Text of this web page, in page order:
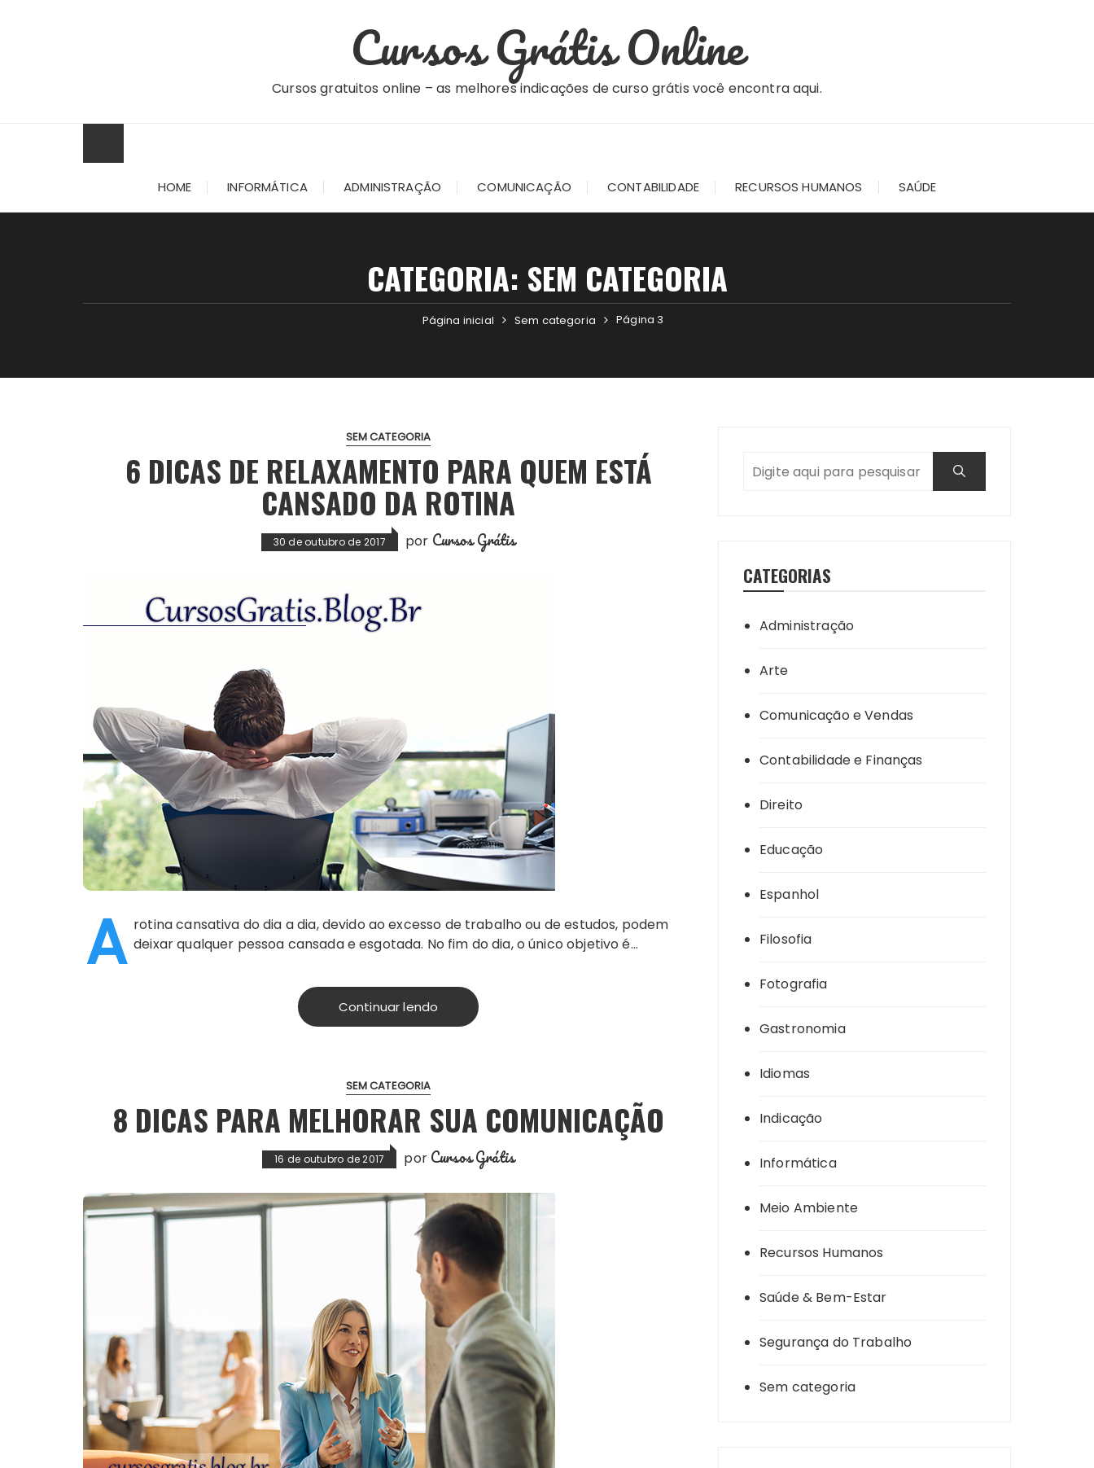
Cursos Grátis Online
Cursos gratuitos online – as melhores indicações de curso grátis você encontra aqui.
HOME INFORMÁTICA ADMINISTRAÇÃO COMUNICAÇÃO CONTABILIDADE RECURSOS HUMANOS SAÚDE
CATEGORIA: SEM CATEGORIA
Página inicial Sem categoria Página 3
SEM CATEGORIA
6 DICAS DE RELAXAMENTO PARA QUEM ESTÁ
CANSADO DA ROTINA
30 de outubro de 2017 por Cursos Grátis
A rotina cansativa do dia a dia, devido ao excesso de trabalho ou de estudos, podem
deixar qualquer pessoa cansada e esgotada. No fim do dia, o único objetivo é…
Continuar lendo
SEM CATEGORIA
8 DICAS PARA MELHORAR SUA COMUNICAÇÃO
16 de outubro de 2017 por Cursos Grátis
CATEGORIAS
Administração
Arte
Comunicação e Vendas
Contabilidade e Finanças
Direito
Educação
Espanhol
Filosofia
Fotografia
Gastronomia
Idiomas
Indicação
Informática
Meio Ambiente
Recursos Humanos
Saúde & Bem-Estar
Segurança do Trabalho
Sem categoria